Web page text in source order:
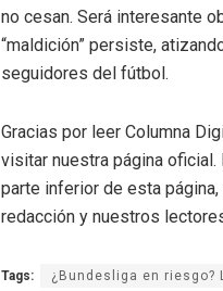
no cesan. Será interesante
“maldición” persiste,
seguidores del fútbol.
Gracias por leer Columna
visitar nuestra página
parte inferior de esta
redacción y nuestros
Tags: ¿Bundesliga en riesgo?